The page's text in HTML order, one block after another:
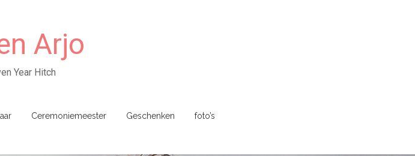
Arjo
Year Hitch
Ceremoniemeester Geschenken foto’s